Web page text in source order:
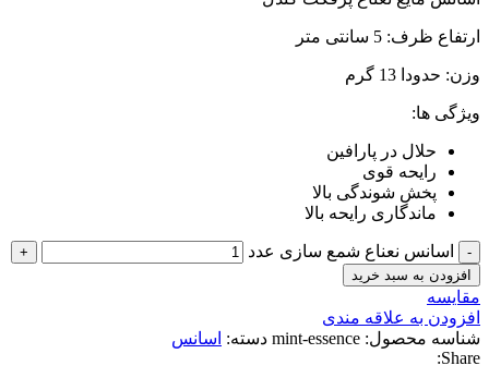
ارتفاع ظرف: 5 سانتی متر
وزن: حدودا 13 گرم
ویژگی ها:
حلال در پارافین
رایحه قوی
پخش شوندگی بالا
ماندگاری رایحه بالا
اسانس نعناع شمع سازی عدد
افزودن به سبد خرید
مقايسه
افزودن به علاقه مندی
شناسه محصول: mint-essence دسته: اسانس
Share: